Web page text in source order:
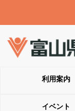
利用案内
イベント